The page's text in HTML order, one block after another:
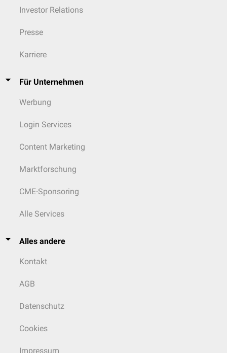
Investor Relations
Presse
Karriere
Für Unternehmen
Werbung
Login Services
Content Marketing
Marktforschung
CME-Sponsoring
Alle Services
Alles andere
Kontakt
AGB
Datenschutz
Cookies
Impressum